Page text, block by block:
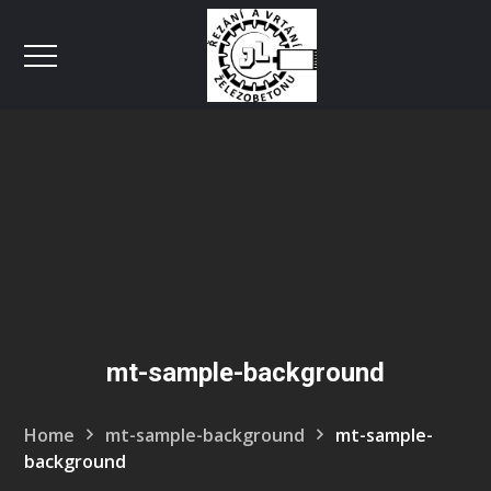
mt-sample-background
Home mt-sample-background
mt-sample-
background